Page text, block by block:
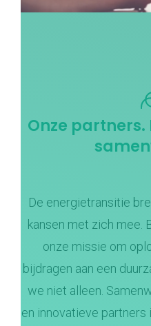
Onze
De energietransitie
kansen met zich mee.
onze missie om
bijdragen aan een
we niet alleen.
en innovatieve partners